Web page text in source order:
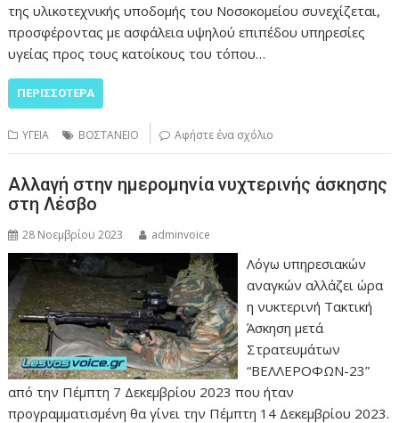
της υλικοτεχνικής υποδομής του Νοσοκομείου συνεχίζεται,
προσφέροντας με ασφάλεια υψηλού επιπέδου υπηρεσίες
υγείας προς τους κατοίκους του τόπου…
ΠΕΡΙΣΣΌΤΕΡΑ
ΥΓΕΙΑ ΒΟΣΤΑΝΕΙΟ Αφήστε ένα σχόλιο
Αλλαγή στην ημερομηνία νυχτερινής άσκησης
στη Λέσβο
28 Νοεμβρίου 2023 adminvoice
Λόγω υπηρεσιακών
αναγκών αλλάζει ώρα
η νυκτερινή Τακτική
Άσκηση μετά
Στρατευμάτων
“ΒΕΛΛΕΡΟΦΩΝ-23”
από την Πέμπτη 7 Δεκεμβρίου 2023 που ήταν
προγραμματισμένη θα γίνει την Πέμπτη 14 Δεκεμβρίου 2023.